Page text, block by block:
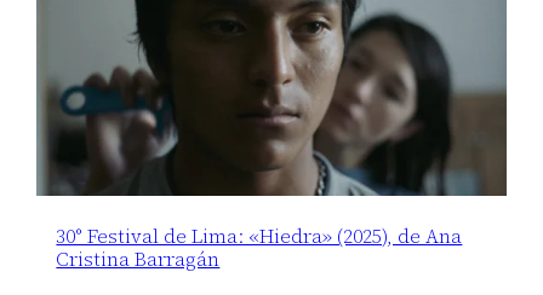
30° Festival de Lima: «Hiedra» (2025), de Ana
Cristina Barragán